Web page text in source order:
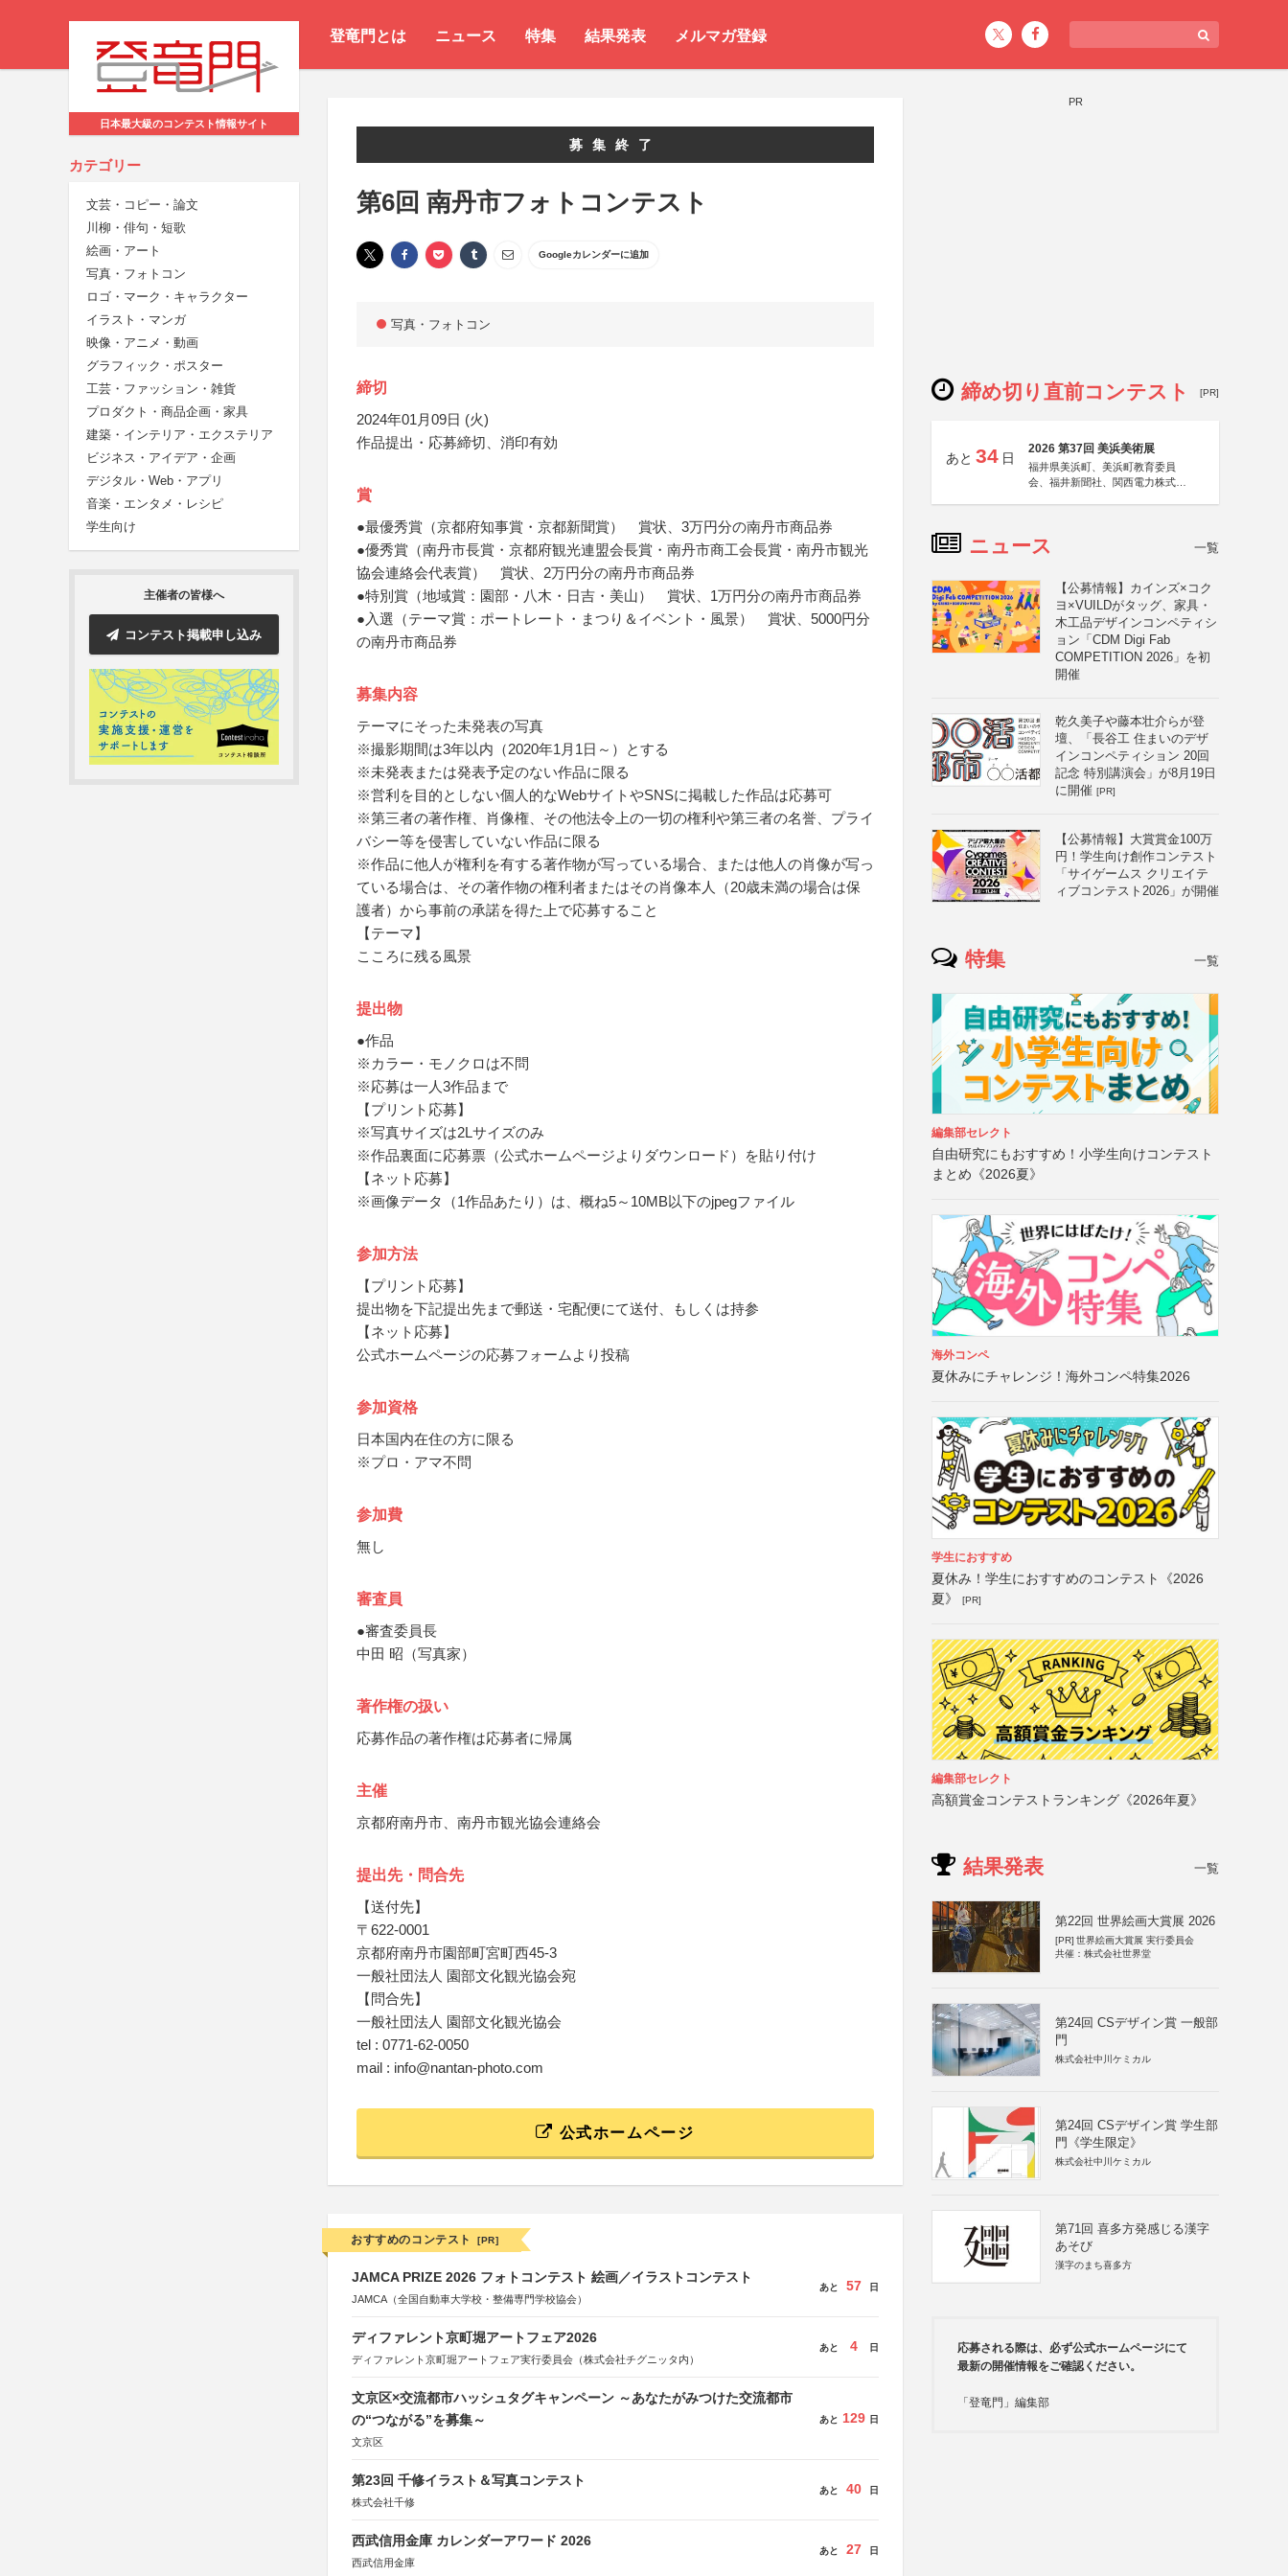
登竜門とは ニュース 特集 結果発表 メルマガ登録
日本最大級のコンテスト情報サイト
カテゴリー
文芸・コピー・論文
川柳・俳句・短歌
絵画・アート
写真・フォトコン
ロゴ・マーク・キャラクター
イラスト・マンガ
映像・アニメ・動画
グラフィック・ポスター
工芸・ファッション・雑貨
プロダクト・商品企画・家具
建築・インテリア・エクステリア
ビジネス・アイデア・企画
デジタル・Web・アプリ
音楽・エンタメ・レシピ
学生向け
主催者の皆様へ
コンテスト掲載申し込み
募集終了
第6回 南丹市フォトコンテスト
Googleカレンダーに追加
写真・フォトコン
締切
2024年01月09日 (火)
作品提出・応募締切、消印有効
賞
●最優秀賞（京都府知事賞・京都新聞賞） 賞状、3万円分の南丹市商品券
●優秀賞（南丹市長賞・京都府観光連盟会長賞・南丹市商工会長賞・南丹市観光
協会連絡会代表賞） 賞状、2万円分の南丹市商品券
●特別賞（地域賞：園部・八木・日吉・美山） 賞状、1万円分の南丹市商品券
●入選（テーマ賞：ポートレート・まつり＆イベント・風景） 賞状、5000円分
の南丹市商品券
募集内容
テーマにそった未発表の写真
※撮影期間は3年以内（2020年1月1日～）とする
※未発表または発表予定のない作品に限る
※営利を目的としない個人的なWebサイトやSNSに掲載した作品は応募可
※第三者の著作権、肖像権、その他法令上の一切の権利や第三者の名誉、プライ
バシー等を侵害していない作品に限る
※作品に他人が権利を有する著作物が写っている場合、または他人の肖像が写っ
ている場合は、その著作物の権利者またはその肖像本人（20歳未満の場合は保
護者）から事前の承諾を得た上で応募すること
【テーマ】
こころに残る風景
提出物
●作品
※カラー・モノクロは不問
※応募は一人3作品まで
【プリント応募】
※写真サイズは2Lサイズのみ
※作品裏面に応募票（公式ホームページよりダウンロード）を貼り付け
【ネット応募】
※画像データ（1作品あたり）は、概ね5～10MB以下のjpegファイル
参加方法
【プリント応募】
提出物を下記提出先まで郵送・宅配便にて送付、もしくは持参
【ネット応募】
公式ホームページの応募フォームより投稿
参加資格
日本国内在住の方に限る
※プロ・アマ不問
参加費
無し
審査員
●審査委員長
中田 昭（写真家）
著作権の扱い
応募作品の著作権は応募者に帰属
主催
京都府南丹市、南丹市観光協会連絡会
提出先・問合先
【送付先】
〒622-0001
京都府南丹市園部町宮町西45-3
一般社団法人 園部文化観光協会宛
【問合先】
一般社団法人 園部文化観光協会
tel : 0771-62-0050
mail : info@nantan-photo.com
公式ホームページ
おすすめのコンテスト [PR]
JAMCA PRIZE 2026 フォトコンテスト 絵画／イラストコンテスト
JAMCA（全国自動車大学校・整備専門学校協会）
あと 57 日
ディファレント京町堀アートフェア2026
ディファレント京町堀アートフェア実行委員会（株式会社チグニッタ内）
あと 4 日
文京区×交流都市ハッシュタグキャンペーン ～あなたがみつけた交流都市
の“つながる”を募集～
文京区
あと 129 日
第23回 千修イラスト＆写真コンテスト
株式会社千修
あと 40 日
西武信用金庫 カレンダーアワード 2026
西武信用金庫
あと 27 日
PR
締め切り直前コンテスト [PR]
あと 34 日
2026 第37回 美浜美術展
福井県美浜町、美浜町教育委員
会、福井新聞社、関西電力株式会
ニュース 一覧
【公募情報】カインズ×コク
ヨ×VUILDがタッグ、家具・
木工品デザインコンペティシ
ョン「CDM Digi Fab
COMPETITION 2026」を初
開催
乾久美子や藤本壮介らが登
壇、「長谷工 住まいのデザ
インコンペティション 20回
記念 特別講演会」が8月19日
に開催 [PR]
【公募情報】大賞賞金100万
円！学生向け創作コンテスト
「サイゲームス クリエイテ
ィブコンテスト2026」が開催
特集 一覧
編集部セレクト
自由研究にもおすすめ！小学生向けコンテスト
まとめ《2026夏》
海外コンペ
夏休みにチャレンジ！海外コンペ特集2026
学生におすすめ
夏休み！学生におすすめのコンテスト《2026
夏》
[PR]
編集部セレクト
高額賞金コンテストランキング《2026年夏》
結果発表 一覧
第22回 世界絵画大賞展 2026
[PR] 世界絵画大賞展 実行委員会
共催：株式会社世界堂
第24回 CSデザイン賞 一般部
門
株式会社中川ケミカル
第24回 CSデザイン賞 学生部
門《学生限定》
株式会社中川ケミカル
第71回 喜多方発感じる漢字
あそび
漢字のまち喜多方
応募される際は、必ず公式ホームページにて
最新の開催情報をご確認ください。
「登竜門」編集部